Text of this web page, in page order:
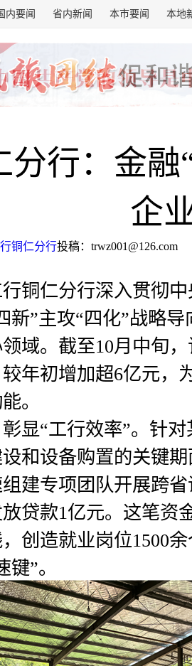
内要闻 省内新闻 本市要闻 本地
分行：金
企
铜仁分行投稿：trwz001@126.com
铜仁分行深入贯彻
新”主攻“四化”战略
域。截至10月中旬
年初增加超6亿元，
。
显“工行效率”。针
和设备购置的关键
建专项团队开展跨
贷款1亿元。这笔资
创造就业岗位1500
”。